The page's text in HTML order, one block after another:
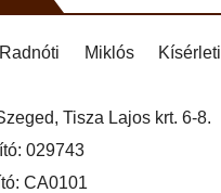
Miklós Kísérleti
Tisza Lajos krt. 6-8.
029743
CA0101